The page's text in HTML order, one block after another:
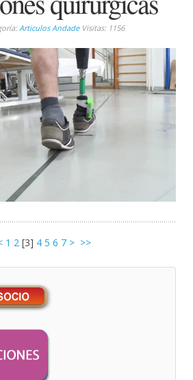
Articulos AndadeVisitas: 1156
1 2[3] 4 5 6 7 > >>